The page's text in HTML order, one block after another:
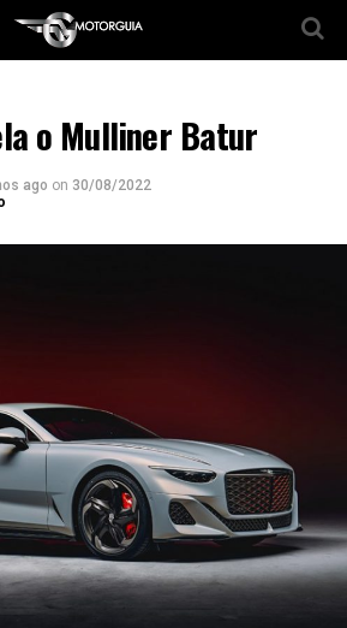
o Mulliner Batur
ago on 30/08/2022